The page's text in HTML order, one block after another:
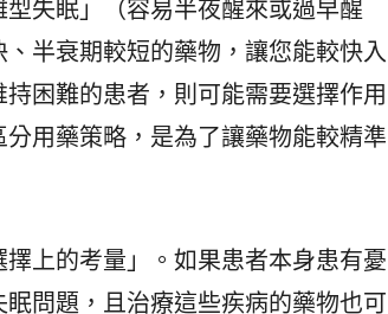
失眠」（容易半夜醒來或過早醒
半衰期較短的藥物，讓您能較快入
困難的患者，則可能需要選擇作用
用藥策略，是為了讓藥物能較精準
上的考量」。如果患者本身患有憂
問題，且治療這些疾病的藥物也可